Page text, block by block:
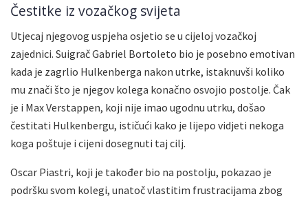
Čestitke iz vozačkog svijeta
Utjecaj njegovog uspjeha osjetio se u cijeloj vozačkoj
zajednici. Suigrač Gabriel Bortoleto bio je posebno emotivan
kada je zagrlio Hulkenberga nakon utrke, istaknuvši koliko
mu znači što je njegov kolega konačno osvojio postolje. Čak
je i Max Verstappen, koji nije imao ugodnu utrku, došao
čestitati Hulkenbergu, ističući kako je lijepo vidjeti nekoga
koga poštuje i cijeni dosegnuti taj cilj.
Oscar Piastri, koji je također bio na postolju, pokazao je
podršku svom kolegi, unatoč vlastitim frustracijama zbog